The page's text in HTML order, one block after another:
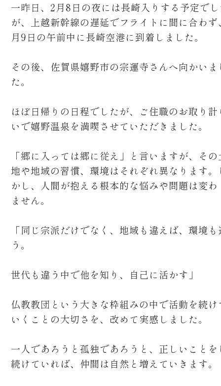
一昨日、2月8日の夜には長崎入りする予定で
が、上越新幹線の遅延でフライトに間に合わず
月9日の午前中に長崎空港に到着しました。
その後、佐賀県嬉野市の宗運寺さんへ向かいま
た。
ほぼ日帰りの日程でしたが、ご住職のお取り計
いで嬉野温泉を満喫させていただきました。
「郷に入っては郷に従え」と言いますが、その
地や地域の習慣、環境はそれぞれ異なります。
かし、人間が抱える根本的な悩みや問題は変わ
ません。
「同じ宗派だけでなく、地域も違えば、環境も
う。
世代も違う中で他を知り、自己に活かす」
仏教教団という大きな枠組みの中で活動を続け
いくことの大切さを、改めて実感しました。
一人であろうと孤独であろうと、正しいことを
続けていれば、仲間は自然と増えていきます。